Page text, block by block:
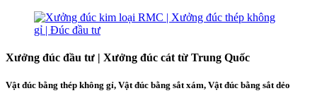
Xưởng đúc đầu tư | Xưởng đúc cát từ Trung Quốc
Vật đúc bằng thép không gỉ, Vật đúc bằng sắt xám, Vật đúc bằng sắt dẻo